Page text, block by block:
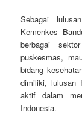
Sebagai
Kemenkes
berbagai
puskesmas,
bidang
dimiliki, lulusan
aktif dalam
Indonesia.